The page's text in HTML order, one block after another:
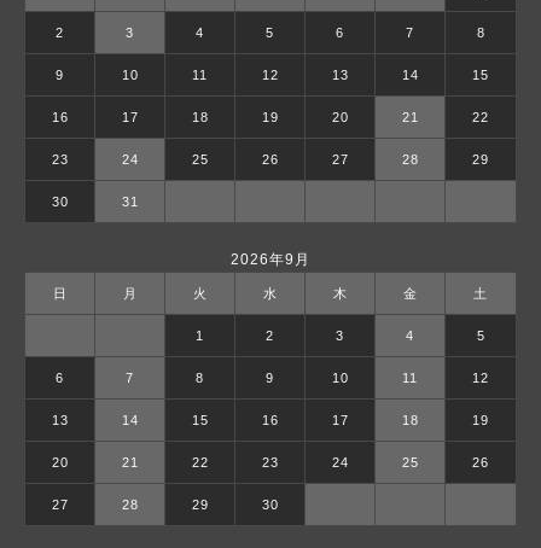
2 3 4 5 6 7 8
9 10 11 12 13 14 15
16 17 18 19 20 21 22
23 24 25 26 27 28 29
30 31
2026年9月
日 月 火 水 木 金 土
1 2 3 4 5
6 7 8 9 10 11 12
13 14 15 16 17 18 19
20 21 22 23 24 25 26
27 28 29 30